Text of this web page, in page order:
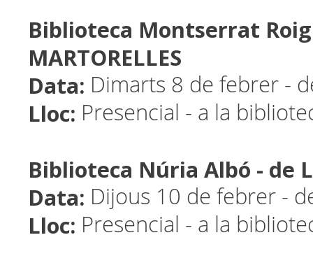
Biblioteca Montserrat
MARTORELLES
Data: Dimarts 8 de febrer -
Lloc: Presencial - a la
Biblioteca Núria Albó - de
Data: Dijous 10 de febrer -
Lloc: Presencial - a la